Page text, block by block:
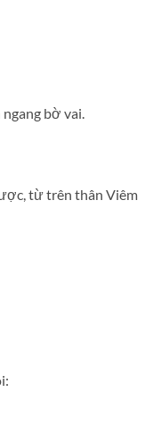
bờ vai.
từ trên thân Viêm